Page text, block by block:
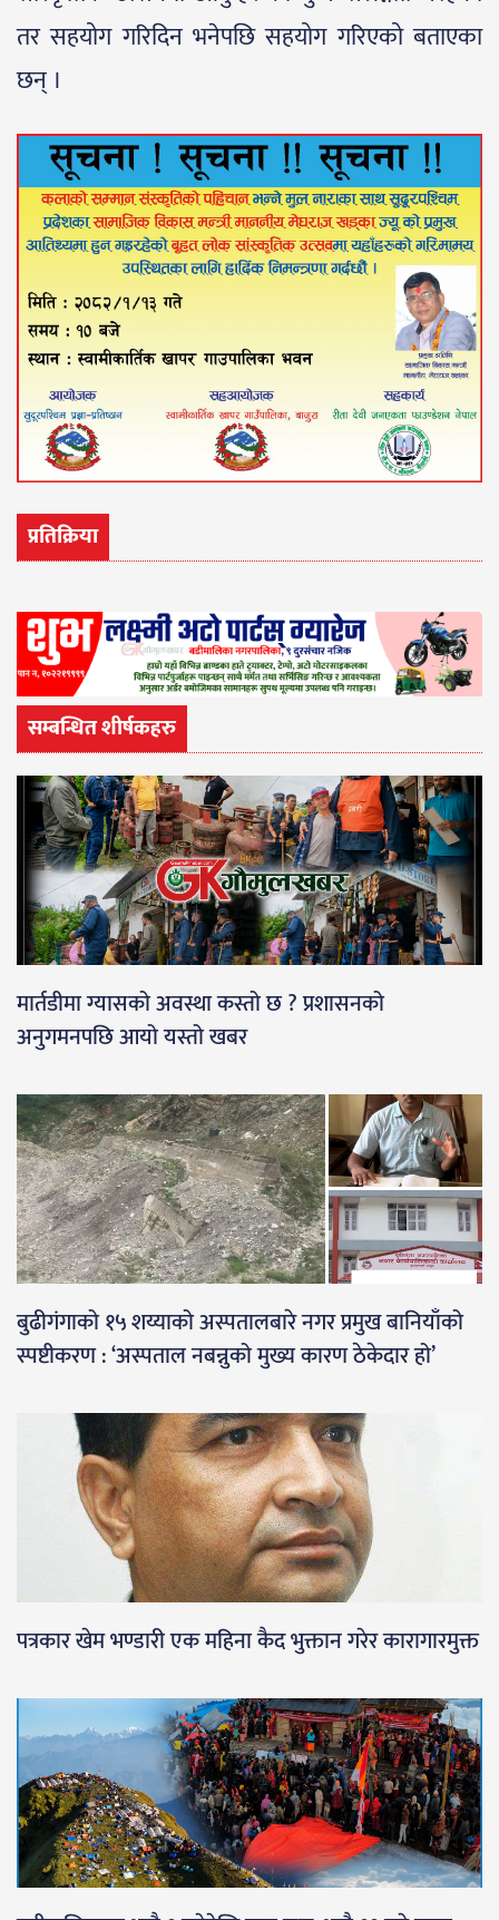
तर सहयोग गरिदिन भनेपछि सहयोग गरिएको बताएका
छन् ।
प्रतिक्रिया
सम्बन्धित शीर्षकहरु
मार्तडीमा ग्यासको अवस्था कस्तो छ ? प्रशासनको
अनुगमनपछि आयो यस्तो खबर
बुढीगंगाको १५ शय्याको अस्पतालबारे नगर प्रमुख बानियाँको
स्पष्टीकरण : ‘अस्पताल नबन्नुको मुख्य कारण ठेकेदार हो’
पत्रकार खेम भण्डारी एक महिना कैद भुक्तान गरेर कारागारमुक्त